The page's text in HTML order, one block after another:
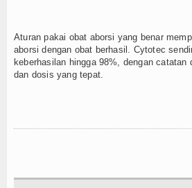
Aturan pakai obat aborsi yang benar
aborsi dengan obat berhasil. Cytotec
keberhasilan hingga 98%, dengan catatan
dan dosis yang tepat.